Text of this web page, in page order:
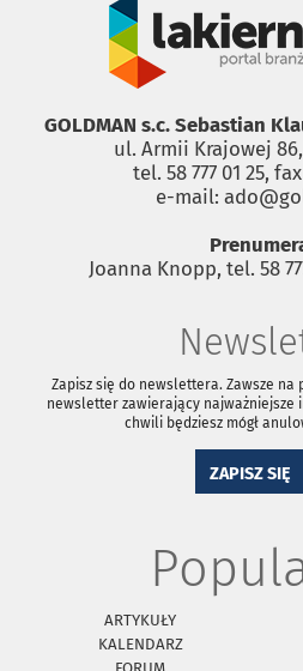
GOLDMAN s.c. Sebastian
ul. Armii Krajowej 86,
tel. 58 777 01 25,
e-mail:
Joanna Knopp, tel. 58
Zapisz się do newslettera. Zawsze na
newsletter zawierający najważniejsze
chwili będziesz mógł
ZAPISZ SIĘ
ARTYKUŁY
KALENDARZ